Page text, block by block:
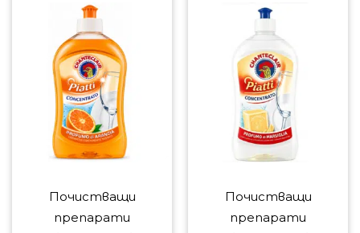
Почистващи
препарати
Почистващи
препарати